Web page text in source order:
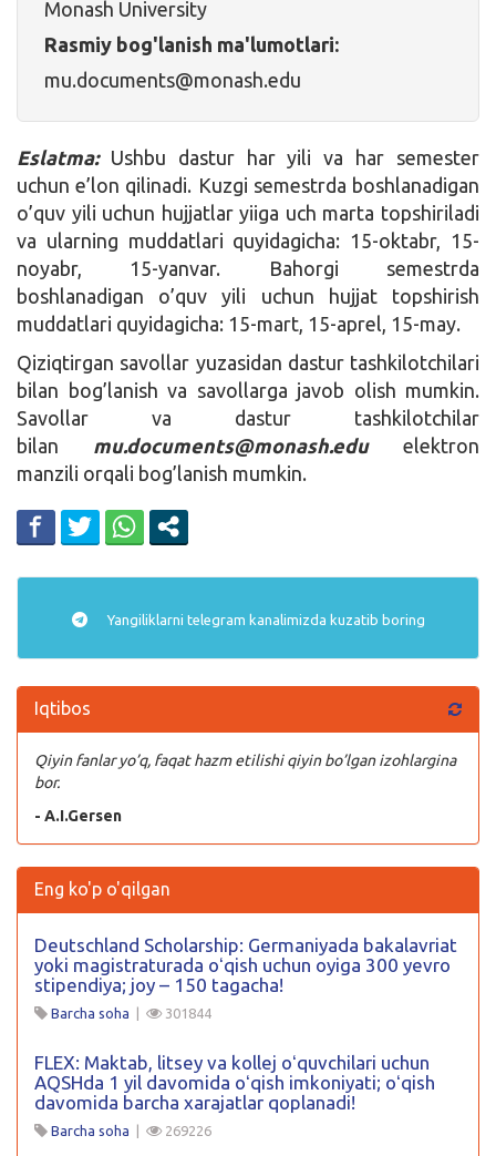
Monash University
Rasmiy bog'lanish ma'lumotlari:
mu.documents@monash.edu
Eslatma:Ushbu dastur har yili va har semester
uchun e’lon qilinadi. Kuzgi semestrda boshlanadigan
o’quv yili uchun hujjatlar yiiga uch marta topshiriladi
va ularning muddatlari quyidagicha: 15-oktabr, 15-
noyabr, 15-yanvar. Bahorgi semestrda
boshlanadigan o’quv yili uchun hujjat topshirish
muddatlari quyidagicha: 15-mart, 15-aprel, 15-may.
Qiziqtirgan savollar yuzasidan dastur tashkilotchilari
bilan bog’lanish va savollarga javob olish mumkin.
Savollar va dastur tashkilotchilar
bilan mu.documents@monash.edu elektron
manzili orqali bog’lanish mumkin.
Yangiliklarni telegram kanalimizda kuzatib boring
Iqtibos
Qiyin fanlar yo’q, faqat hazm etilishi qiyin bo’lgan izohlargina
bor.
- A.I.Gersen
Eng ko'p o'qilgan
Deutschland Scholarship: Germaniyada bakalavriat
yoki magistraturada oʻqish uchun oyiga 300 yevro
stipendiya; joy – 150 tagacha!
Barcha soha | 301844
FLEX: Maktab, litsey va kollej oʻquvchilari uchun
AQSHda 1 yil davomida oʻqish imkoniyati; oʻqish
davomida barcha xarajatlar qoplanadi!
Barcha soha | 269226